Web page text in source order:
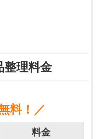
整理料金
料！／
料金